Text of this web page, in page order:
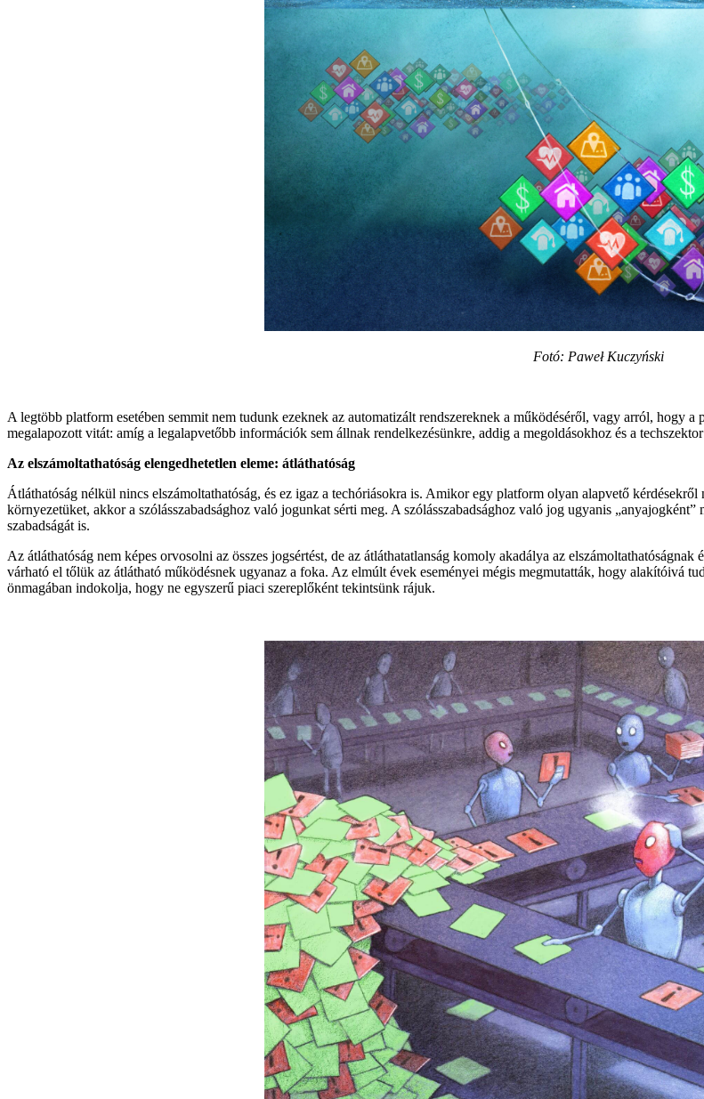
Fotó: Paweł Kuczyński
A legtöbb platform esetében semmit nem tudunk ezeknek az automatizált rendszereknek a működéséről, vagy arról, hogy
megalapozott vitát: amíg a legalapvetőbb információk sem állnak rendelkezésünkre, addig a megoldásokhoz és a
Az elszámoltathatóság elengedhetetlen eleme: átláthatóság
Átláthatóság nélkül nincs elszámoltathatóság, és ez igaz a techóriásokra is. Amikor egy platform olyan alapvető
környezetüket, akkor a szólásszabadsághoz való jogunkat sérti meg. A szólásszabadsághoz való jog ugyanis
szabadságát is.
Az átláthatóság nem képes orvosolni az összes jogsértést, de az átláthatatlanság komoly akadálya az
várható el tőlük az átlátható működésnek ugyanaz a foka. Az elmúlt évek eseményei mégis megmutatták, hogy alakítóivá
önmagában indokolja, hogy ne egyszerű piaci szereplőként tekintsünk rájuk.